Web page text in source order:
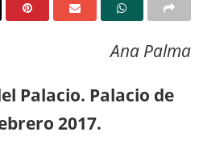
Ana Palma
Palacio. Palacio de
2017.